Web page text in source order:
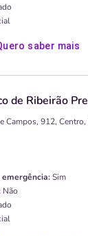
saber mais
de Ribeirão
Campos, 912,
Sim
Não